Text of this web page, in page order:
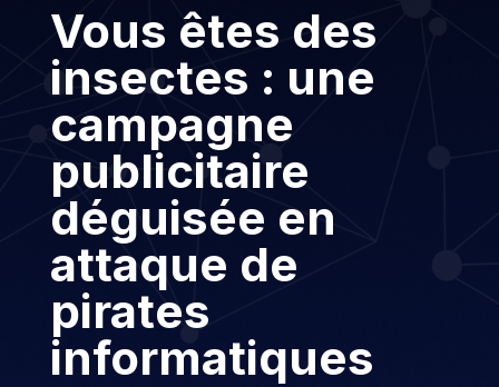
Vous êtes des
insectes : une
campagne
publicitaire
déguisée en
attaque de
pirates
informatiques